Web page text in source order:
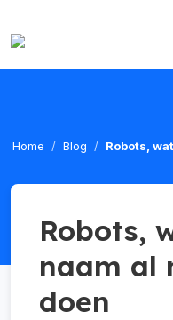
Home Blog Robots,
Robots,
naam al
doen